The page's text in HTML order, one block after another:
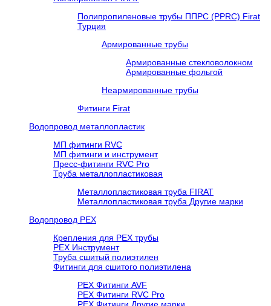
Полипропиленовые трубы ППРС (PPRC) Firat
Турция
Армированные трубы
Армированные стекловолокном
Армированные фольгой
Неармированные трубы
Фитинги Firat
Водопровод металлопластик
МП фитинги RVC
МП фитинги и инструмент
Пресс-фитинги RVC Pro
Труба металлопластиковая
Металлопластиковая труба FIRAT
Металлопластиковая труба Другие марки
Водопровод РЕХ
Крепления для РЕХ трубы
РЕХ Инструмент
Труба сшитый полиэтилен
Фитинги для сшитого полиэтилена
PEX Фитинги AVF
РЕХ Фитинги RVC Pro